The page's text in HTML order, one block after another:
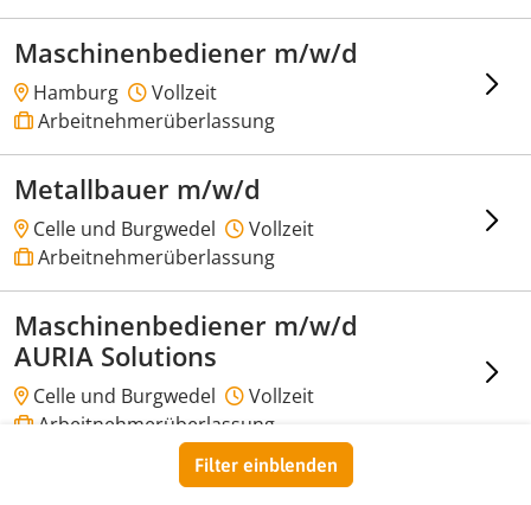
Filter einblenden
Maschinenbediener m/w/d
Hamburg
Vollzeit
Arbeitnehmerüberlassung
Metallbauer m/w/d
Celle und Burgwedel
Vollzeit
Arbeitnehmerüberlassung
Maschinenbediener m/w/d
AURIA Solutions
Celle und Burgwedel
Vollzeit
Arbeitnehmerüberlassung
KFZ Mechatroniker m/w/d